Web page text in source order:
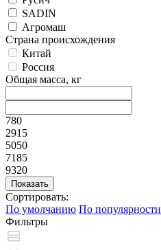
SADIN
Агромаш
Страна происхождения
Китай
Россия
Общая масса, кг
780
2915
5050
7185
9320
Сортировать:
По умолчанию По популярности
Фильтры